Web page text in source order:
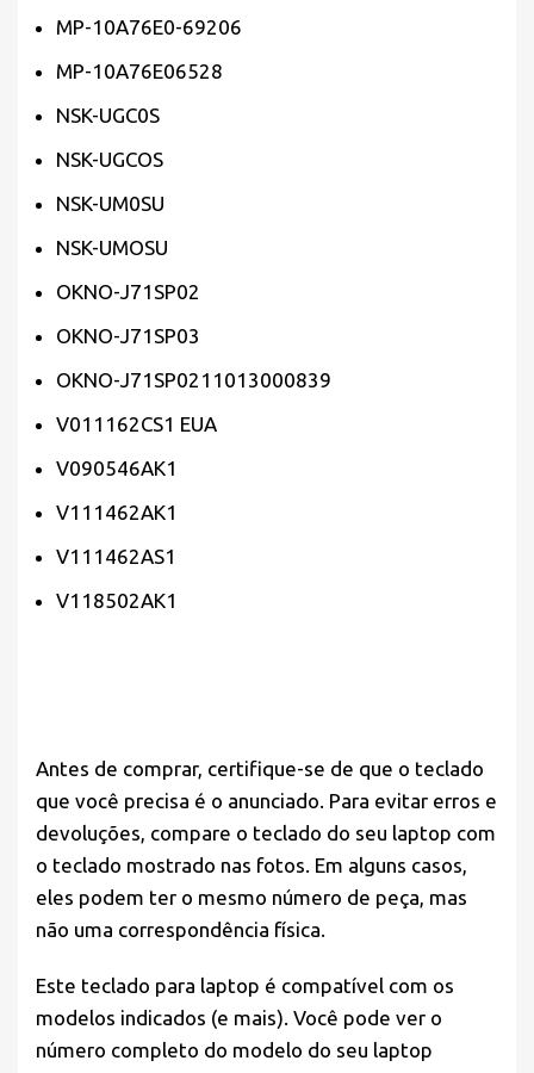
MP-10A76E0-69206
MP-10A76E06528
NSK-UGC0S
NSK-UGCOS
NSK-UM0SU
NSK-UMOSU
OKNO-J71SP02
OKNO-J71SP03
OKNO-J71SP0211013000839
V011162CS1 EUA
V090546AK1
V111462AK1
V111462AS1
V118502AK1
Antes de comprar, certifique-se de que o teclado
que você precisa é o anunciado. Para evitar erros e
devoluções, compare o teclado do seu laptop com
o teclado mostrado nas fotos. Em alguns casos,
eles podem ter o mesmo número de peça, mas
não uma correspondência física.
Este teclado para laptop é compatível com os
modelos indicados (e mais). Você pode ver o
número completo do modelo do seu laptop